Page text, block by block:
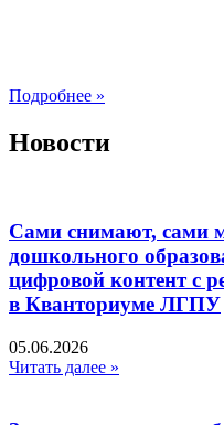
Подробнее »
Новости
Сами снимают, сами
дошкольного
цифровой контент с
в Кванториуме ЛГПУ​
05.06.2026
Читать далее »